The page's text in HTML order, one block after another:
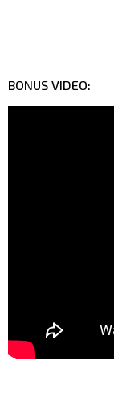
BONUS VIDEO: